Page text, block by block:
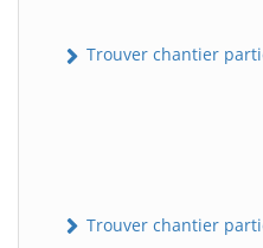
Trouver chantier
Trouver chantier